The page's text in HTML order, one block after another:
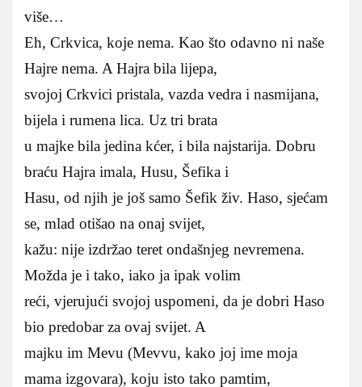
više…
Eh, Crkvica, koje nema. Kao što odavno ni naše
Hajre nema. A Hajra bila lijepa,
svojoj Crkvici pristala, vazda vedra i nasmijana,
bijela i rumena lica. Uz tri brata
u majke bila jedina kćer, i bila najstarija. Dobru
braću Hajra imala, Husu, Šefika i
Hasu, od njih je još samo Šefik živ. Haso, sjećam
se, mlad otišao na onaj svijet,
kažu: nije izdržao teret ondašnjeg nevremena.
Možda je i tako, iako ja ipak volim
reći, vjerujući svojoj uspomeni, da je dobri Haso
bio predobar za ovaj svijet. A
majku im Mevu (Mevvu, kako joj ime moja
mama izgovara), koju isto tako pamtim,